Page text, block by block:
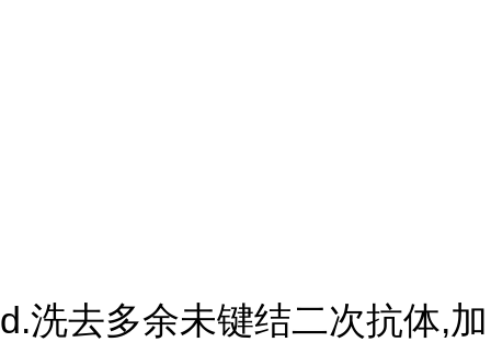
d.洗去多余未键结二次抗体,加